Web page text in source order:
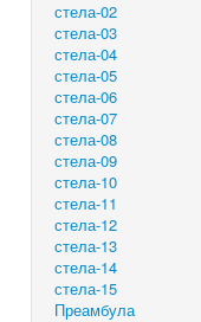
стела-02
стела-03
стела-04
стела-05
стела-06
стела-07
стела-08
стела-09
стела-10
стела-11
стела-12
стела-13
стела-14
стела-15
Преамбула